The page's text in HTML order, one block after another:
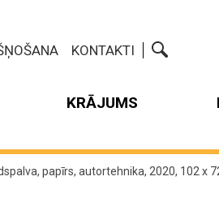
KONTAKTI
KRĀJUMS
papīrs, autortehnika, 2020, 102 x